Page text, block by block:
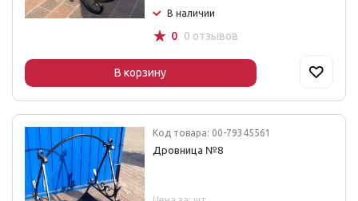
В наличии
☆ 0 0 отзывов
В корзину
Код товара: 00-79345561
Дровница №8